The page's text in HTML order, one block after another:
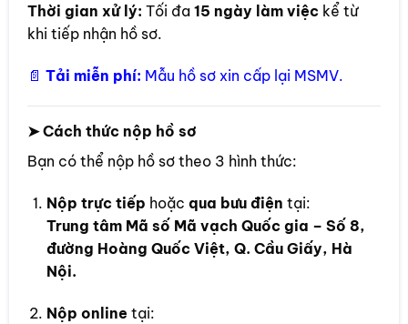
Thời gian xử lý: Tối đa 15 ngày làm việc kể từ
khi tiếp nhận hồ sơ.
📄 Tải miễn phí: Mẫu hồ sơ xin cấp lại MSMV.
➤ Cách thức nộp hồ sơ
Bạn có thể nộp hồ sơ theo 3 hình thức:
Nộp trực tiếp hoặc qua bưu điện tại:
Trung tâm Mã số Mã vạch Quốc gia – Số 8,
đường Hoàng Quốc Việt, Q. Cầu Giấy, Hà
Nội.
Nộp online tại: